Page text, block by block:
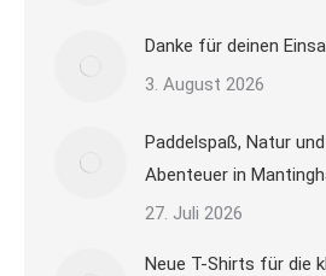
Danke für deinen
3. August 2026
Paddelspaß, Natur
Abenteuer in
27. Juli 2026
Neue T-Shirts für die